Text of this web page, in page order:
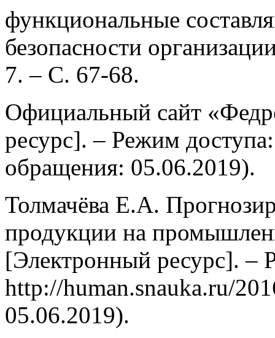
функциональные
безопасности
7. – С. 67-68.
Официальный сайт
ресурс]. – Режим
обращения: 05.06.2019).
Толмачёва Е.А.
продукции на
[Электронный ресурс]. –
http://human.snauka.ru/
05.06.2019).